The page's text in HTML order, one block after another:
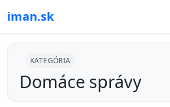
iman.sk
KATEGÓRIA
Domáce správy